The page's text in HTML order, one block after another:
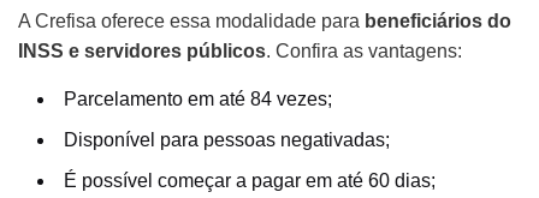
A Crefisa oferece essa modalidade para beneficiários do
INSS e servidores públicos. Confira as vantagens:
Parcelamento em até 84 vezes;
Disponível para pessoas negativadas;
É possível começar a pagar em até 60 dias;